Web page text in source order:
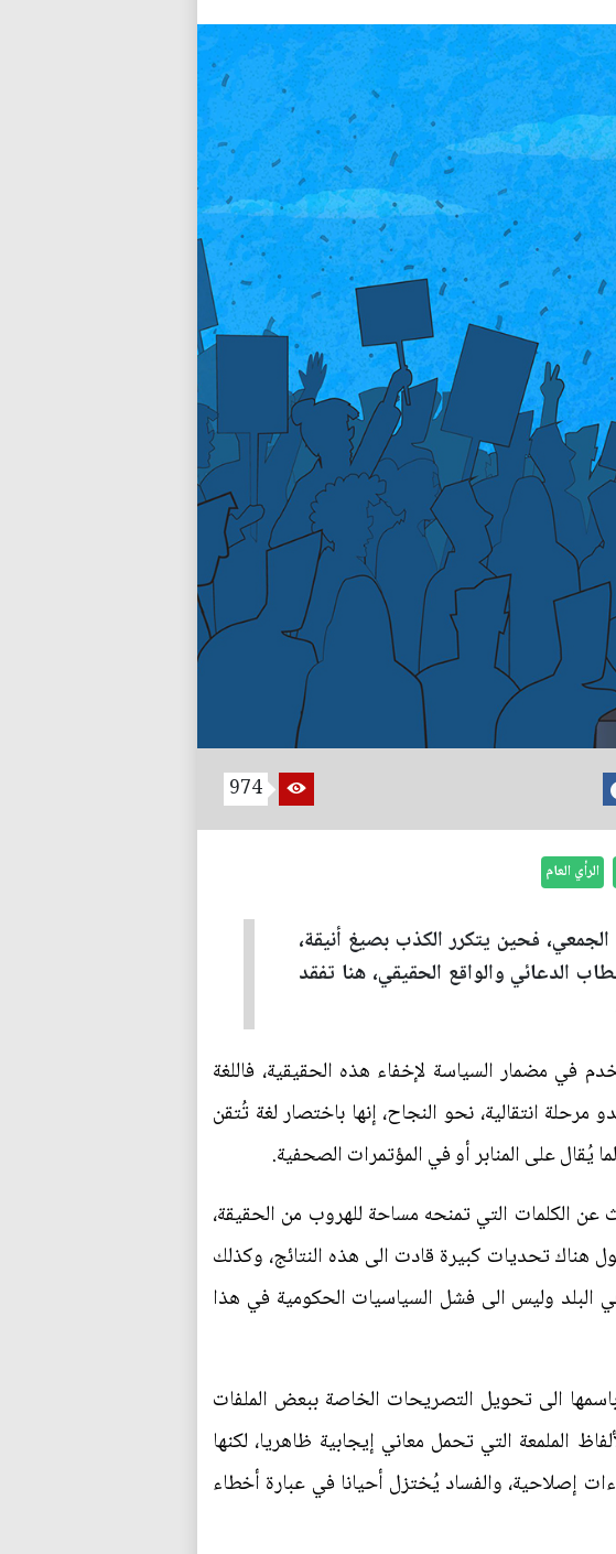
974
الرأي العام
فحين يتكرر الكذب بصيغ أنيقة،
الدعائي والواقع الحقيقي، هنا تفقد
في مضمار السياسة لإخفاء هذه الحقيقية، فاللغة
انتقالية، نحو النجاح، إنها باختصار لغة تُتقن
يُقال على المنابر أو في المؤتمرات الصحفية.
عن الكلمات التي تمنحه مساحة للهروب من الحقيقة،
هناك تحديات كبيرة قادت الى هذه النتائج، وكذلك
البلد وليس الى فشل السياسيات الحكومية في هذا
الى تحويل التصريحات الخاصة ببعض الملفات
الملمعة التي تحمل معاني إيجابية ظاهريا، لكنها
إصلاحية، والفساد يُختزل أحيانا في عبارة أخطاء